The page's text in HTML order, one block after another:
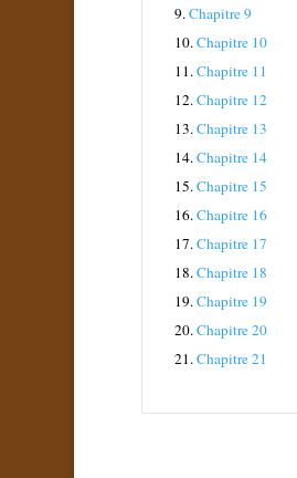
9.Chapitre 9
10.Chapitre 10
11.Chapitre 11
12.Chapitre 12
13.Chapitre 13
14.Chapitre 14
15.Chapitre 15
16.Chapitre 16
17.Chapitre 17
18.Chapitre 18
19.Chapitre 19
20.Chapitre 20
21.Chapitre 21